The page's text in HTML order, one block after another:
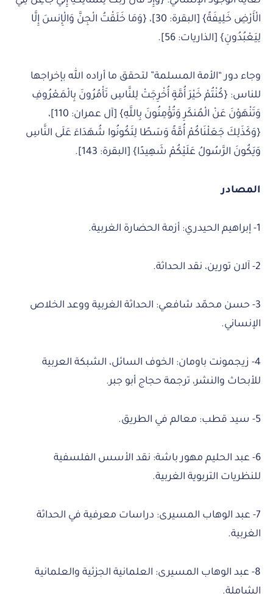
الْأَرْضِ خَلِيفَةً} [البقرة: 30]، {وَمَا خَلَقْتُ الْجِنَّ وَالْإِنسَ إِلَّا
لِيَعْبُدُونِ} [الذاريات: 56].
وجاء دور “الأمة المسلمة” لتحقق ما أراده الله بإخراجها
للناس: {كُنْتُمْ خَيْرَ أُمَّةٍ أُخْرِجَتْ لِلنَّاسِ تَأْمُرُونَ بِالْمَعْرُوفِ
وَتَنْهَوْنَ عَنْ الْمُنكَرِ وَتُؤْمِنُونَ بِاللَّهِ} [آل عمران: 110]،
{وَكَذَلِكَ جَعَلْنَاكُمْ أُمَّةً وَسَطًا لِتَكُونُوا شُهَدَاءَ عَلَى النَّاسِ
وَيَكُونَ الرَّسُولُ عَلَيْكُمْ شَهِيدًا} [البقرة: 143].
المصادر
1- إبراهيم الحيدري: أزمة الحضارة الغربية.
2- آلان تورين، نقد الحداثة.
3- حسن محمّد شافعي: الحداثة الغربية ووعد الخلاص
الإنساني.
4- زيجمونت باومان: الخوف السائل، الشبكة العربية
للأبحاث والنشر، ترجمة حجاج أبو جبر.
5- سيد قطب: معالم في الطريق.
6- عبد الحليم مهور باشة: نقد الأسس الفلسفية
للنظريات التربوية الغربية.
7- عبد الوهاب المسيرى: دراسات معرفية في الحداثة
الغربية.
8- عبد الوهاب المسيرى: العلمانية الجزئية والعلمانية
الشاملة.